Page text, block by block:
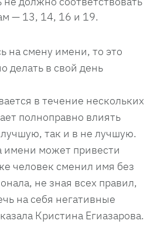
— 13, 14, 16 и 19.
на смену имени, то это
делать в свой день
в течение нескольких
полноправно влиять
так и в не лучшую.
имени может привести
человек сменил имя без
не зная всех правил,
на себя негативные
Кристина Егиазарова.